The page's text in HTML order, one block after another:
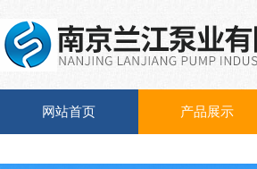
网站首页 产品展示